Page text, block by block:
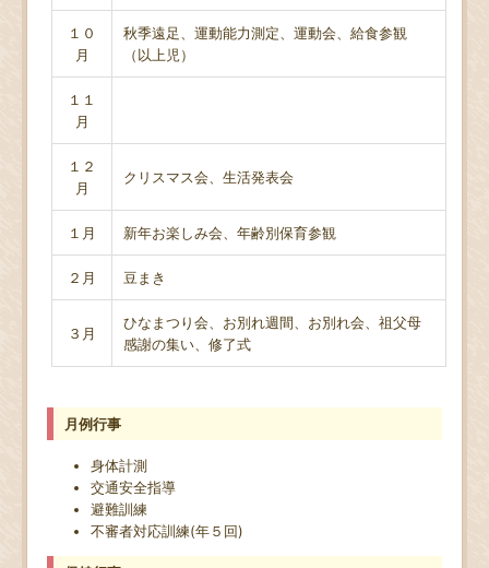
１０
月
秋季遠足、運動能力測定、運動会、給食参観
（以上児）
１１
月
１２
月
クリスマス会、生活発表会
１月 新年お楽しみ会、年齢別保育参観
２月 豆まき
３月
ひなまつり会、お別れ週間、お別れ会、祖父母
感謝の集い、修了式
月例行事
身体計測
交通安全指導
避難訓練
不審者対応訓練(年５回)